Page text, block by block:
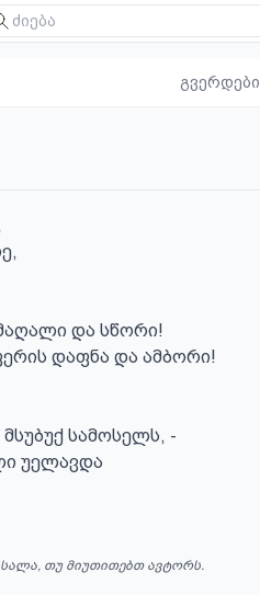
გვერდები
და სწორი!
დაფნა და ამბორი!
სამოსელს, -
უელავდა
თუ მიუთითებთ ავტორს.